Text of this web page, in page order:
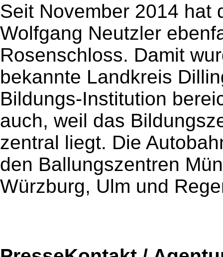
Seit November 2014 hat
Wolfgang Neutzler
Rosenschloss. Damit
bekannte Landkreis
Bildungs-Institution
auch, weil das
zentral liegt. Die
den Ballungszentren
Würzburg, Ulm und